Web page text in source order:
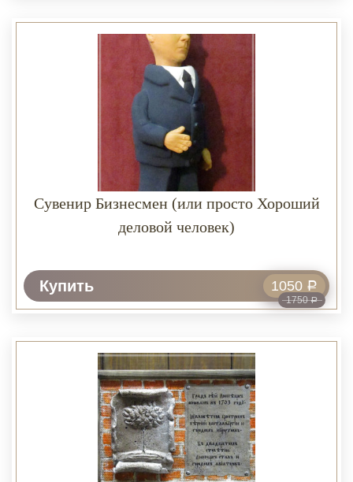
Сувенир Бизнесмен (или просто Хороший
деловой человек)
Купить
1750Р
1050 Р